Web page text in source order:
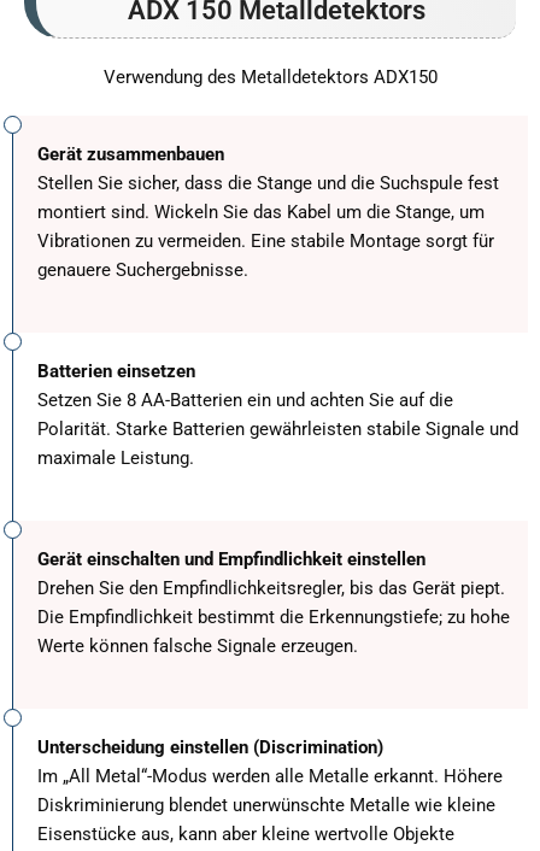
ADX 150 Metalldetektors
Verwendung des Metalldetektors ADX150
Gerät zusammenbauen
Stellen Sie sicher, dass die Stange und die Suchspule fest
montiert sind. Wickeln Sie das Kabel um die Stange, um
Vibrationen zu vermeiden. Eine stabile Montage sorgt für
genauere Suchergebnisse.
Batterien einsetzen
Setzen Sie 8 AA-Batterien ein und achten Sie auf die
Polarität. Starke Batterien gewährleisten stabile Signale und
maximale Leistung.
Gerät einschalten und Empfindlichkeit einstellen
Drehen Sie den Empfindlichkeitsregler, bis das Gerät piept.
Die Empfindlichkeit bestimmt die Erkennungstiefe; zu hohe
Werte können falsche Signale erzeugen.
Unterscheidung einstellen (Discrimination)
Im „All Metal“-Modus werden alle Metalle erkannt. Höhere
Diskriminierung blendet unerwünschte Metalle wie kleine
Eisenstücke aus, kann aber kleine wertvolle Objekte